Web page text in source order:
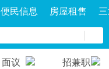
便民信息 房屋租售
面议 招兼职